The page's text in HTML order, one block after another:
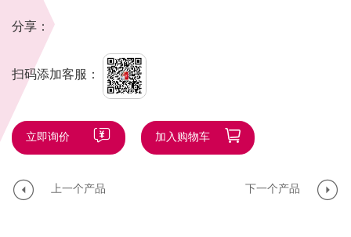
分享：
扫码添加客服：
立即询价 加入购物车
上一个产品 下一个产品